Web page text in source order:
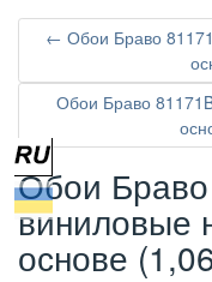
← Обои Браво
Обои Браво
Обои
виниловые
основе